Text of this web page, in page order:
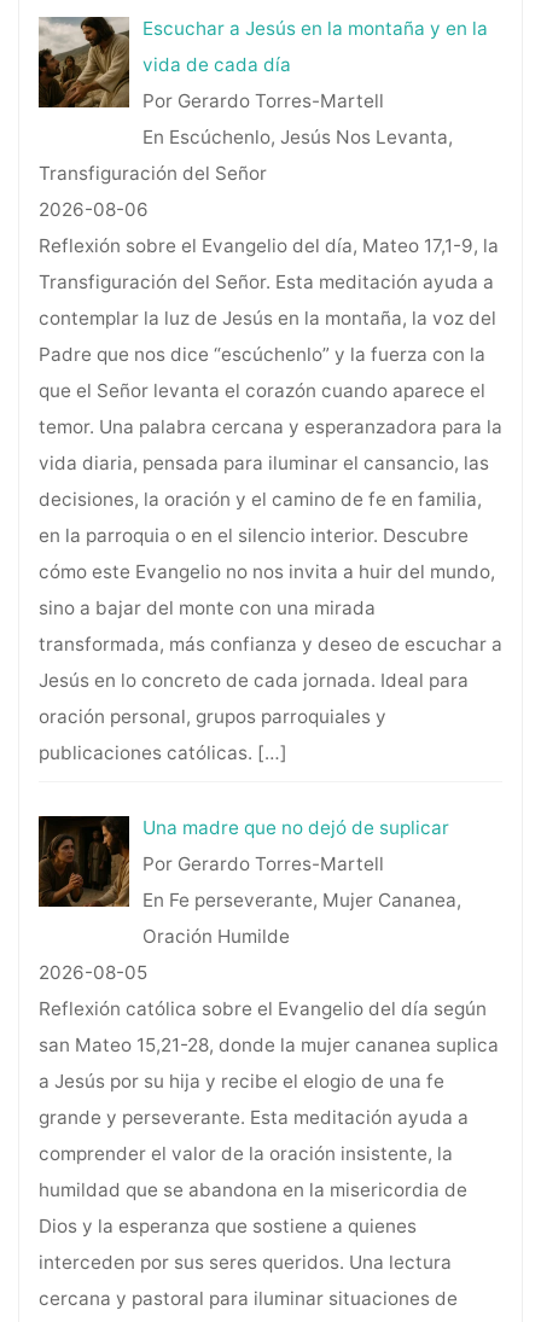
Escuchar a Jesús en la montaña y en la
vida de cada día
Por Gerardo Torres-Martell
En Escúchenlo, Jesús Nos Levanta,
Transfiguración del Señor
2026-08-06
Reflexión sobre el Evangelio del día, Mateo 17,1-9, la
Transfiguración del Señor. Esta meditación ayuda a
contemplar la luz de Jesús en la montaña, la voz del
Padre que nos dice “escúchenlo” y la fuerza con la
que el Señor levanta el corazón cuando aparece el
temor. Una palabra cercana y esperanzadora para la
vida diaria, pensada para iluminar el cansancio, las
decisiones, la oración y el camino de fe en familia,
en la parroquia o en el silencio interior. Descubre
cómo este Evangelio no nos invita a huir del mundo,
sino a bajar del monte con una mirada
transformada, más confianza y deseo de escuchar a
Jesús en lo concreto de cada jornada. Ideal para
oración personal, grupos parroquiales y
publicaciones católicas. […]
Una madre que no dejó de suplicar
Por Gerardo Torres-Martell
En Fe perseverante, Mujer Cananea,
Oración Humilde
2026-08-05
Reflexión católica sobre el Evangelio del día según
san Mateo 15,21-28, donde la mujer cananea suplica
a Jesús por su hija y recibe el elogio de una fe
grande y perseverante. Esta meditación ayuda a
comprender el valor de la oración insistente, la
humildad que se abandona en la misericordia de
Dios y la esperanza que sostiene a quienes
interceden por sus seres queridos. Una lectura
cercana y pastoral para iluminar situaciones de